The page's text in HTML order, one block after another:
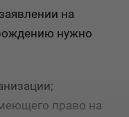
на
нужно
право на